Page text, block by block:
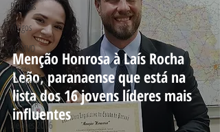
Públicas
Artigos
AO VIVO
Frente
Parlamentar
FUG - PR
Eleições 2016
Menção Honrosa à Laís Rocha
Leão, paranaense que está na
lista dos 16 jovens líderes mais
influentes